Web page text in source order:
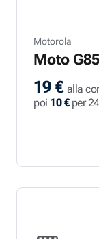
Motorola
Moto
19 € alla
poi 10 €per